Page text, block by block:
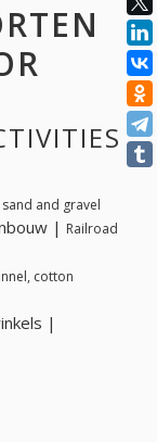
and gravel
| Railroad
cotton
|